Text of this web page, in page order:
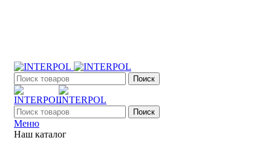
Поиск
Поиск
Меню
Наш каталог